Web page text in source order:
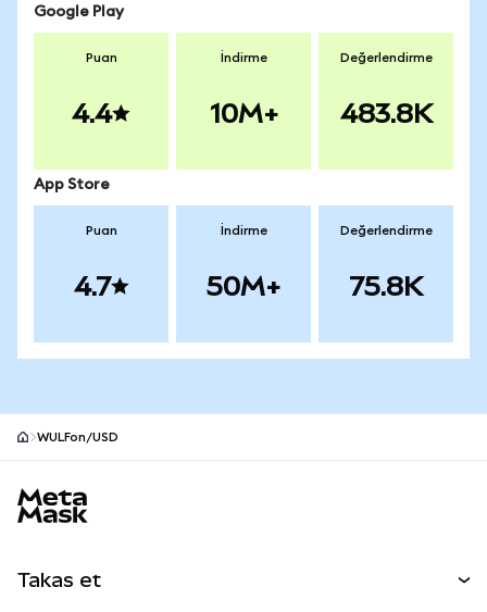
Google Play
Puan
4.4
İndirme
10M+
Değerlendirme
483.8K
App Store
Puan
4.7
İndirme
50M+
Değerlendirme
75.8K
WULFon/USD
Takas et